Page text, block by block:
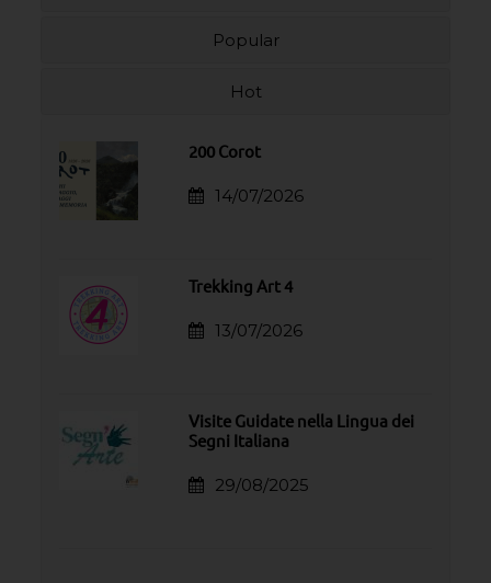
Popular
Hot
200 Corot
14/07/2026
Trekking Art 4
13/07/2026
Visite Guidate nella Lingua dei
Segni Italiana
29/08/2025